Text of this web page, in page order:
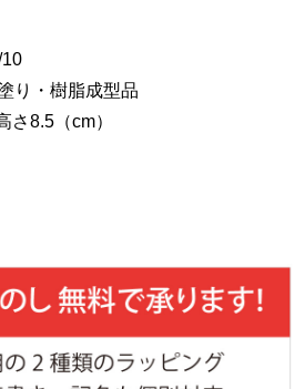
り・樹脂成型品
さ8.5（cm）